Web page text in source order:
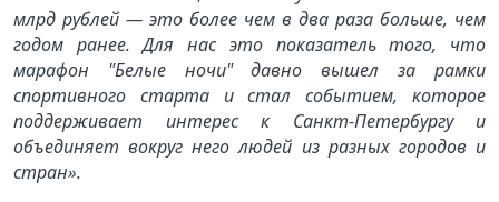
млрд рублей — это более чем в два раза больше, чем
годом ранее. Для нас это показатель того, что
марафон "Белые ночи" давно вышел за рамки
спортивного старта и стал событием, которое
поддерживает интерес к Санкт-Петербургу и
объединяет вокруг него людей из разных городов и
стран».